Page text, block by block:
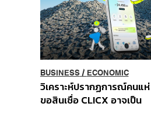
BUSINESS/ ECONOMIC
วิเคราะห์ปรากฏการณ์คนแห่
ขอสินเชื่อ CLICX อาจเป็น